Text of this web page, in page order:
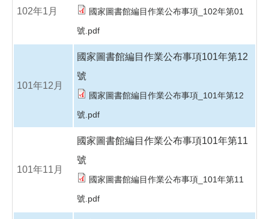
102年1月
國家圖書館編目作業公布事項_102年第01
號.pdf
101年12月
國家圖書館編目作業公布事項101年第12
號
國家圖書館編目作業公布事項_101年第12
號.pdf
101年11月
國家圖書館編目作業公布事項101年第11
號
國家圖書館編目作業公布事項_101年第11
號.pdf